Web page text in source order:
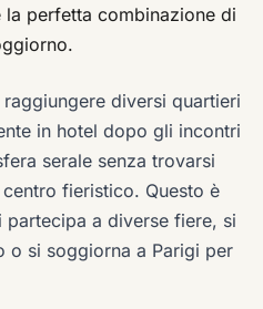
la perfetta combinazione di
diversi quartieri
in hotel dopo gli incontri
serale senza trovarsi
fieristico. Questo è
partecipa a diverse fiere, si
o si soggiorna a Parigi per